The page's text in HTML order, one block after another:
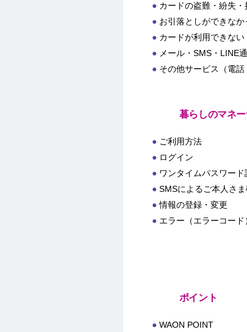
カードの盗難・紛失・
お引落としができなか
カードが利用できない
メール・SMS・LINE
その他サービス（電話
暮らしのマネー
ご利用方法
ログイン
ワンタイムパスワード
SMSによるご本人さ
情報の登録・変更
エラー（エラーコード
ポイント
WAON POINT